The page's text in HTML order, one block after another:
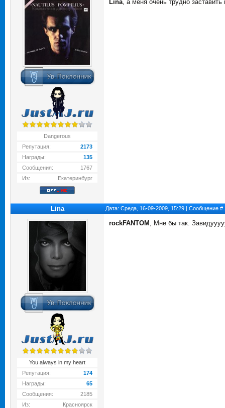
Dangerous
Репутация:
2173
Награды:
135
Сообщения:
1767
Из:
Екатеринбург
Lina, а меня очень трудно заставить
Lina Дата: Среда, 16-09-2009, 15:29 | Сообщение #
You always in my heart
Репутация:
174
Награды:
65
Сообщения:
2185
Из:
Красноярск
rockFANTOM , Мне бы так.